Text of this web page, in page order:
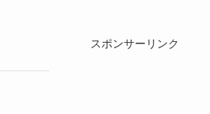
スポンサーリンク